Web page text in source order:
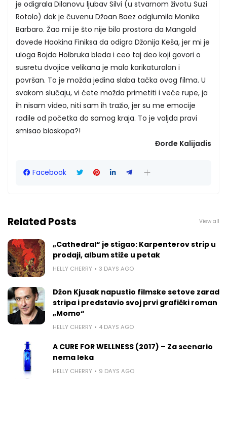
je odigrala Dilanovu ljubav Silvi (u stvarnom životu Suzi
Rotolo) dok je čuvenu Džoan Baez odglumila Monika
Barbaro. Žao mi je što nije bilo prostora da Mangold
dovede Haokina Finiksa da odigra Džonija Keša, jer mi je
uloga Bojda Holbruka bleda i ceo taj deo koji govori o
susretu dvojice velikana je malo karikaturalan i
površan. To je možda jedina slaba tačka ovog filma. U
svakom slučaju, vi ćete možda primetiti i veće rupe, ja
ih nisam video, niti sam ih tražio, jer su me emocije
radile od početka do samog kraja. To je valjda pravi
smisao bioskopa?!
Đorđe Kalijadis
Facebook
Related Posts View all
„Cathedral“ je stigao: Karpenterov strip u
prodaji, album stiže u petak
HELLY CHERRY 3 DAYS AGO
Džon Kjusak napustio filmske setove zarad
stripa i predstavio svoj prvi grafički roman
„Momo“
HELLY CHERRY 4 DAYS AGO
A CURE FOR WELLNESS (2017) – Za scenario
nema leka
HELLY CHERRY 9 DAYS AGO